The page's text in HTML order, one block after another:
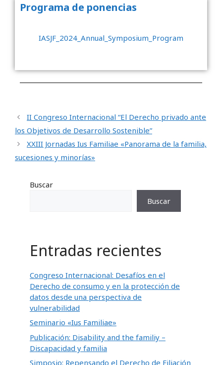
Programa de ponencias
IASJF_2024_Annual_Symposium_Program
II Congreso Internacional “El Derecho privado ante
los Objetivos de Desarrollo Sostenible”
XXIII Jornadas Ius Familiae «Panorama de la familia,
sucesiones y minorías»
Buscar
Buscar
Entradas recientes
Congreso Internacional: Desafíos en el
Derecho de consumo y en la protección de
datos desde una perspectiva de
vulnerabilidad
Seminario «Ius Familiae»
Publicación: Disability and the familiy –
Discapacidad y familia
Simposio: Repensando el Derecho de Filiación